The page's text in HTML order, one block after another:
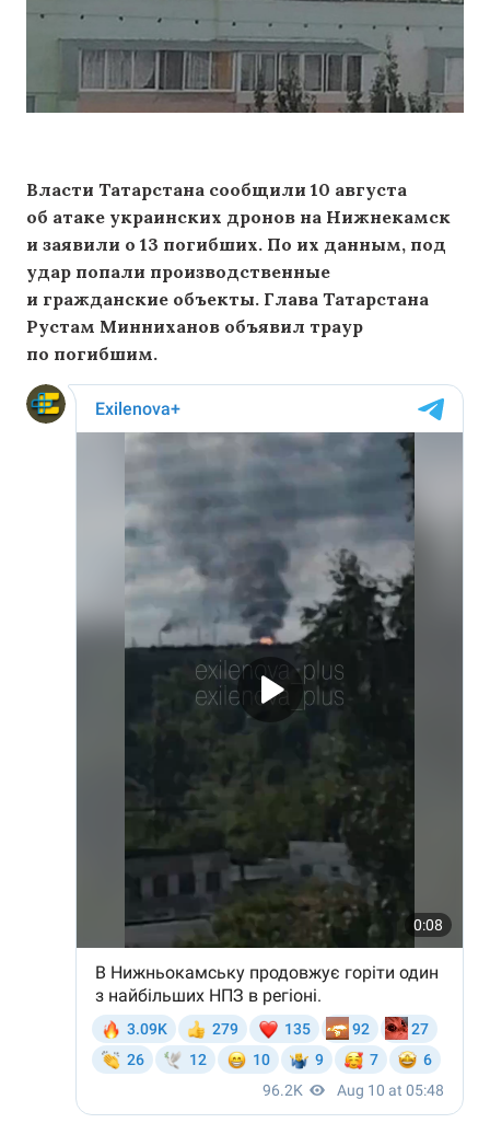
Власти Татарстана сообщили 10 августа
об атаке украинских дронов на Нижнекамск
и заявили о 13 погибших. По их данным, под
удар попали производственные
и гражданские объекты. Глава Татарстана
Рустам Минниханов объявил траур
по погибшим.